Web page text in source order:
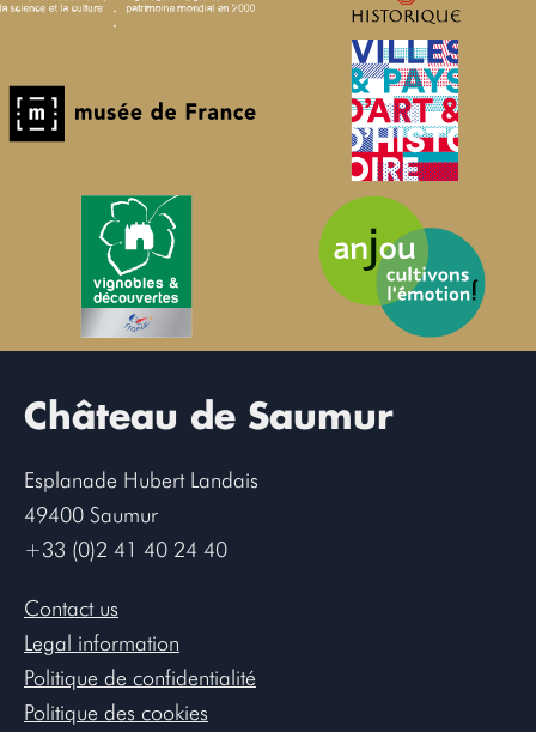
Château de Saumur
Esplanade Hubert Landais
49400 Saumur
+33 (0)2 41 40 24 40
Contact us
Legal information
Politique de confidentialité
Politique des cookies